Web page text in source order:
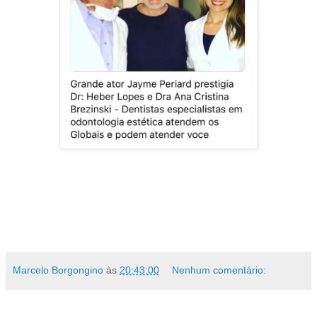
Marcelo Borgongino às 20:43:00 Nenhum comentário: